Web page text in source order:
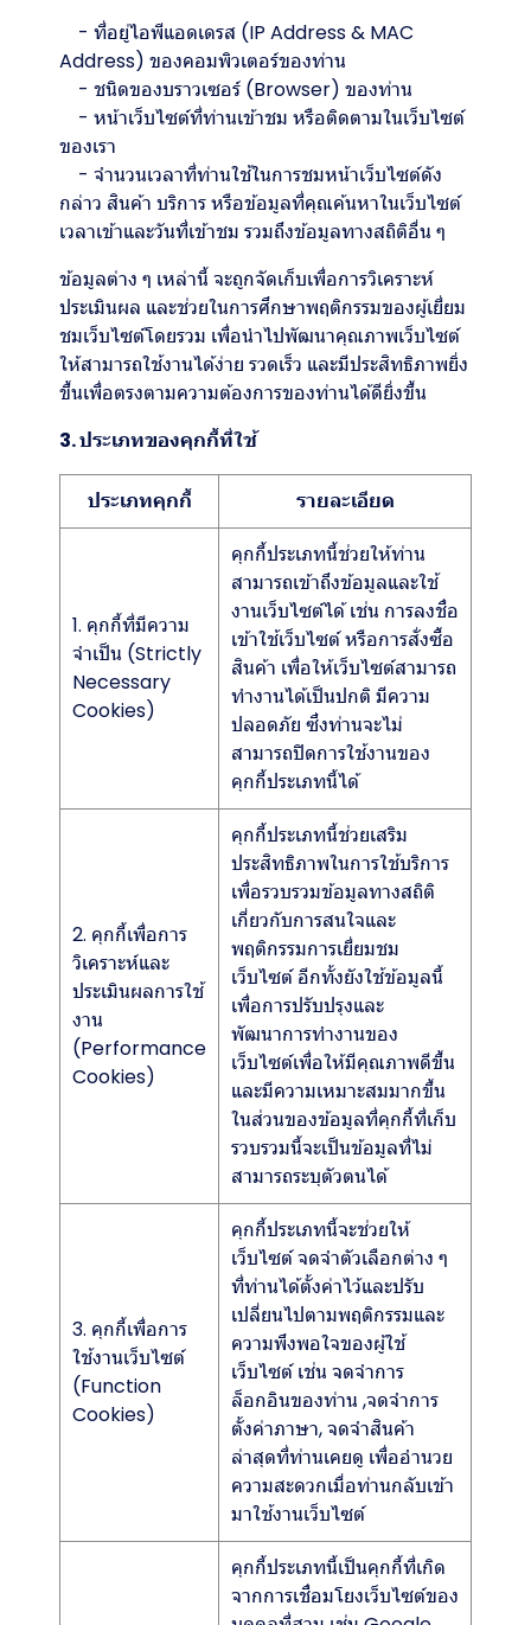
- ที่อยู่ไอพีแอดเดรส (IP Address & MAC
Address) ของคอมพิวเตอร์ของท่าน
- ชนิดของบราวเซอร์ (Browser) ของท่าน
- หน้าเว็บไซต์ที่ท่านเข้าชม หรือติดตามในเว็บไซต์
ของเรา
- จำนวนเวลาที่ท่านใช้ในการชมหน้าเว็บไซต์ดัง
กล่าว สินค้า บริการ หรือข้อมูลที่คุณค้นหาในเว็บไซต์
เวลาเข้าและวันที่เข้าชม รวมถึงข้อมูลทางสถิติอื่น ๆ
ข้อมูลต่าง ๆ เหล่านี้ จะถูกจัดเก็บเพื่อการวิเคราะห์
ประเมินผล และช่วยในการศึกษาพฤติกรรมของผู้เยี่ยม
ชมเว็บไซต์โดยรวม เพื่อนำไปพัฒนาคุณภาพเว็บไซต์
ให้สามารถใช้งานได้ง่าย รวดเร็ว และมีประสิทธิภาพยิ่ง
ขึ้นเพื่อตรงตามความต้องการของท่านได้ดียิ่งขึ้น
3. ประเภทของคุกกี้ที่ใช้
ประเภทคุกกี้ รายละเอียด
1. คุกกี้ที่มีความ
จำเป็น (Strictly
Necessary
Cookies)
คุกกี้ประเภทนี้ช่วยให้ท่าน
สามารถเข้าถึงข้อมูลและใช้
งานเว็บไซต์ได้ เช่น การลงชื่อ
เข้าใช้เว็บไซต์ หรือการสั่งซื้อ
สินค้า เพื่อให้เว็บไซต์สามารถ
ทำงานได้เป็นปกติ มีความ
ปลอดภัย ซึ่งท่านจะไม่
สามารถปิดการใช้งานของ
คุกกี้ประเภทนี้ได้
2. คุกกี้เพื่อการ
วิเคราะห์และ
ประเมินผลการใช้
งาน
(Performance
Cookies)
คุกกี้ประเภทนี้ช่วยเสริม
ประสิทธิภาพในการใช้บริการ
เพื่อรวบรวมข้อมูลทางสถิติ
เกี่ยวกับการสนใจและ
พฤติกรรมการเยี่ยมชม
เว็บไซต์ อีกทั้งยังใช้ข้อมูลนี้
เพื่อการปรับปรุงและ
พัฒนาการทำงานของ
เว็บไซต์เพื่อให้มีคุณภาพดีขึ้น
และมีความเหมาะสมมากขึ้น
ในส่วนของข้อมูลที่คุกกี้ที่เก็บ
รวบรวมนี้จะเป็นข้อมูลที่ไม่
สามารถระบุตัวตนได้
3. คุกกี้เพื่อการ
ใช้งานเว็บไซต์
(Function
Cookies)
คุกกี้ประเภทนี้จะช่วยให้
เว็บไซต์ จดจำตัวเลือกต่าง ๆ
ที่ท่านได้ตั้งค่าไว้และปรับ
เปลี่ยนไปตามพฤติกรรมและ
ความพึงพอใจของผู้ใช้
เว็บไซต์ เช่น จดจำการ
ล็อกอินของท่าน ,จดจำการ
ตั้งค่าภาษา, จดจำสินค้า
ล่าสุดที่ท่านเคยดู เพื่ออำนวย
ความสะดวกเมื่อท่านกลับเข้า
มาใช้งานเว็บไซต์
คุกกี้ประเภทนี้เป็นคุกกี้ที่เกิด
จากการเชื่อมโยงเว็บไซต์ของ